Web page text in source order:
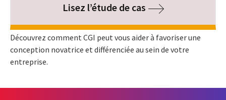
Lisez l’étude de cas
Découvrez comment CGI peut vous aider à favoriser une
conception novatrice et différenciée au sein de votre
entreprise.